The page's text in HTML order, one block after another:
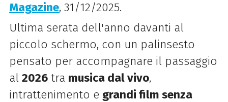
Magazine, 31/12/2025.
Ultima serata dell'anno davanti al
piccolo schermo, con un palinsesto
pensato per accompagnare il passaggio
al 2026tra musica dal vivo,
intrattenimento e grandi film senza